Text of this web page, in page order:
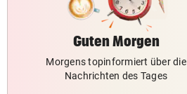
Guten Morgen
Morgens topinformiert über die
Nachrichten des Tages